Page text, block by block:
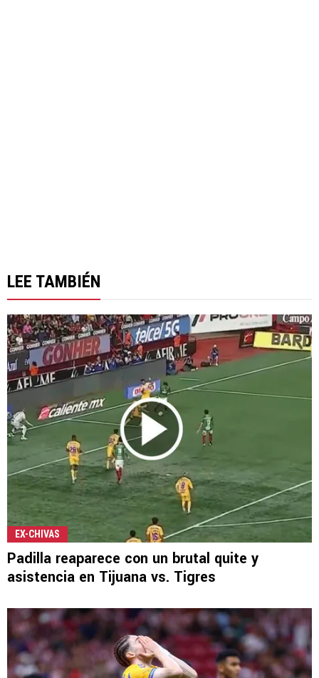
LEE TAMBIÉN
EX-CHIVAS
Padilla reaparece con un brutal quite y
asistencia en Tijuana vs. Tigres